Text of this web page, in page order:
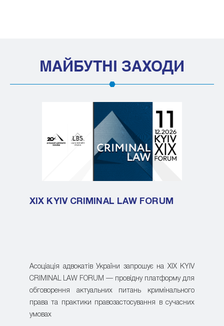
МАЙБУТНІ ЗАХОДИ
XIX KYIV CRIMINAL LAW FORUM
Асоціація адвокатів України запрошує на XIX KYIV
CRIMINAL LAW FORUM — провідну платформу для
обговорення актуальних питань кримінального
права та практики правозастосування в сучасних
умовах